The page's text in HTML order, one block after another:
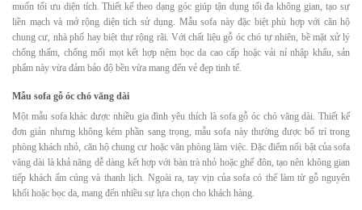
muốn tối ưu diện tích. Thiết kế theo dạng góc giúp tận dụng tối đa không gian, tạo sự
liền mạch và mở rộng diện tích sử dụng. Mẫu sofa này đặc biệt phù hợp với căn hộ
chung cư, nhà phố hay biệt thự rộng rãi. Với chất liệu gỗ óc chó tự nhiên, bề mặt xử lý
chống thấm, chống mối mọt kết hợp nệm bọc da cao cấp hoặc vải nỉ nhập khẩu, sản
phẩm này vừa đảm bảo độ bền vừa mang đến vẻ đẹp tinh tế.
Mẫu sofa gỗ óc chó văng dài
Một mẫu sofa khác được nhiều gia đình yêu thích là sofa gỗ óc chó văng dài. Thiết kế
đơn giản nhưng không kém phần sang trọng, mẫu sofa này thường được bố trí trong
phòng khách nhỏ, căn hộ chung cư hoặc văn phòng làm việc. Đặc điểm nổi bật của sofa
văng dài là khả năng dễ dàng kết hợp với bàn trà nhỏ hoặc ghế đôn, tạo nên không gian
tiếp khách ấm cúng và thanh lịch. Ngoài ra, tay vịn của sofa có thể làm từ gỗ nguyên
khối hoặc bọc da, mang đến nhiều sự lựa chọn cho khách hàng.